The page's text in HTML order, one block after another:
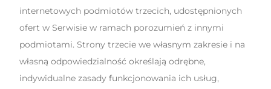
internetowych podmiotów trzecich, udostępnionych
ofert w Serwisie w ramach porozumień z innymi
podmiotami. Strony trzecie we własnym zakresie i na
własną odpowiedzialność określają odrębne,
indywidualne zasady funkcjonowania ich usług,